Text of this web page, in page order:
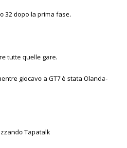
32 dopo la prima fase.
tutte quelle gare.
giocavo a GT7 è stata Olanda-
Tapatalk